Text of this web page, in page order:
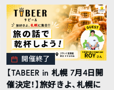
開催終了
【TABEER in 札幌 7月4日開
催決定！】旅好きよ、札幌に